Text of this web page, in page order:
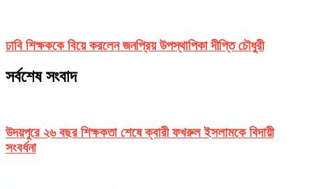
ঢাবি শিক্ষককে বিয়ে করলেন জনপ্রিয় উপস্থাপিকা দীপ্তি চৌধুরী
সর্বশেষ সংবাদ
উদয়পুরে ২৬ বছর শিক্ষকতা শেষে ক্বারী ফখরুল ইসলামকে বিদায়ী
সংবর্ধনা